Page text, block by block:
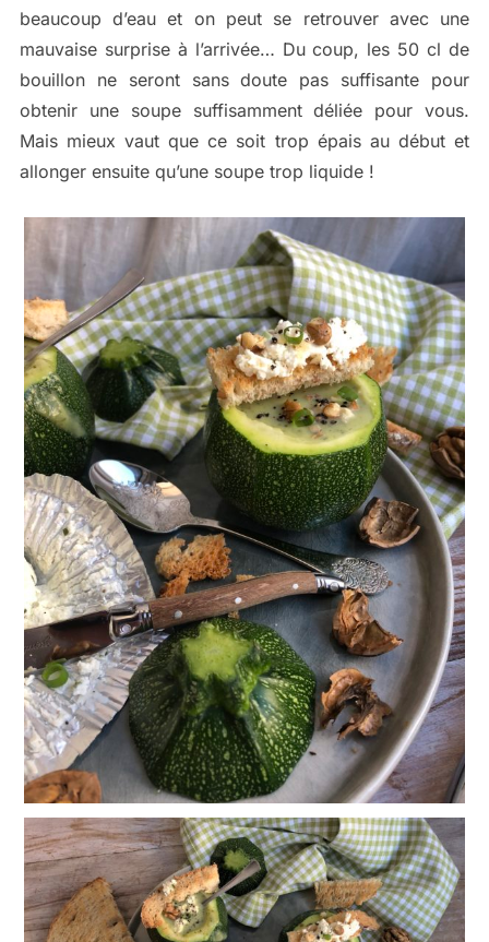
beaucoup d’eau et on peut se retrouver avec une
mauvaise surprise à l’arrivée… Du coup, les 50 cl de
bouillon ne seront sans doute pas suffisante pour
obtenir une soupe suffisamment déliée pour vous.
Mais mieux vaut que ce soit trop épais au début et
allonger ensuite qu’une soupe trop liquide !